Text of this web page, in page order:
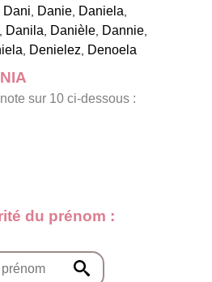
Dani, Danie, Daniela,
, Danila, Danièle, Dannie,
, Denielez, Denoela
sur 10 ci-dessous :
du prénom :